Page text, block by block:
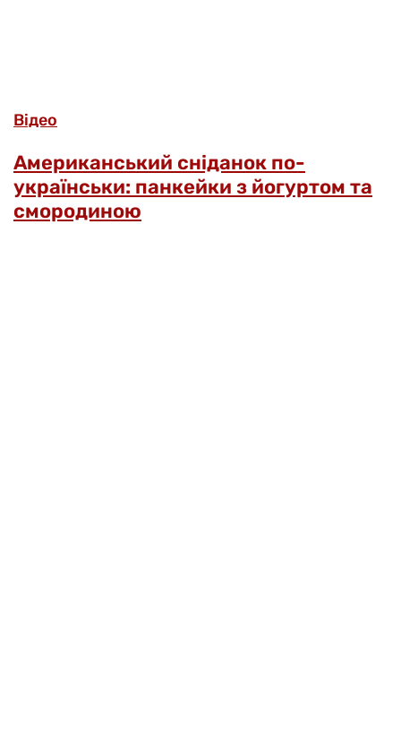
Відео
Американський сніданок по-
українськи: панкейки з йогуртом та
смородиною